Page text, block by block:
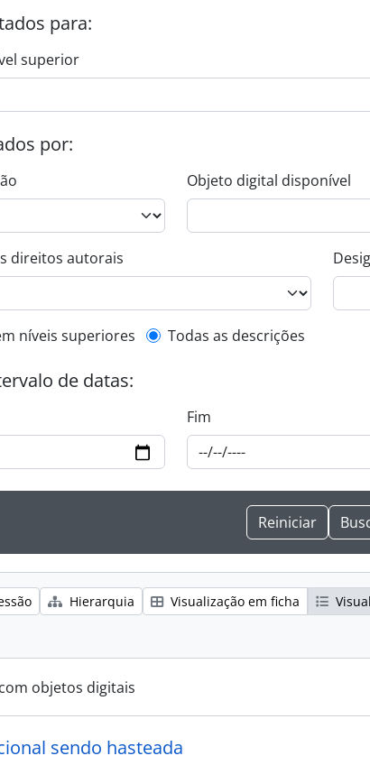
para:
superior
por:
Objeto digital disponível
direitos autorais
de nível superior
níveis superiores Todas as descrições
de datas:
Fim
Hierarquia Visualização em ficha
objetos digitais
sendo hasteada